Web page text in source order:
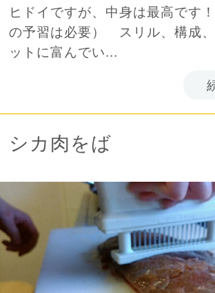
ヒドイですが、中身は最高です
の予習は必要） スリル、構成、
ットに富んでい...
シカ肉をば